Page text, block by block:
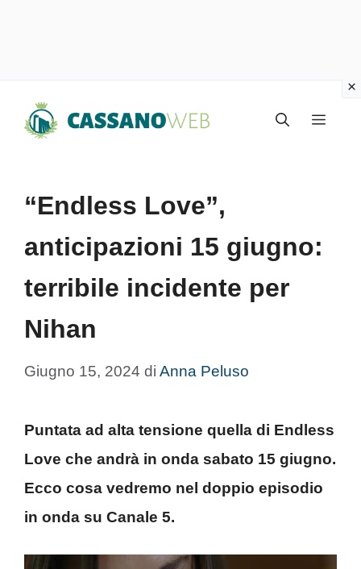
Menu
“Endless Love”,
anticipazioni 15 giugno:
terribile incidente per
Nihan
Giugno 15, 2024 di Anna Peluso
Puntata ad alta tensione quella di Endless
Love che andrà in onda sabato 15 giugno.
Ecco cosa vedremo nel doppio episodio
in onda su Canale 5.